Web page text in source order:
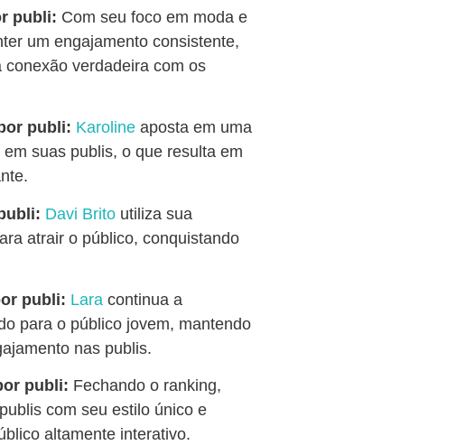
publi: Com seu foco em moda e
um engajamento consistente,
verdadeira com os
publi: Karoline aposta em uma
suas publis, o que resulta em
Davi Brito utiliza sua
atrair o público, conquistando
publi: Lara continua a
para o público jovem, mantendo
nas publis.
publi: Fechando o ranking,
com seu estilo único e
altamente interativo.